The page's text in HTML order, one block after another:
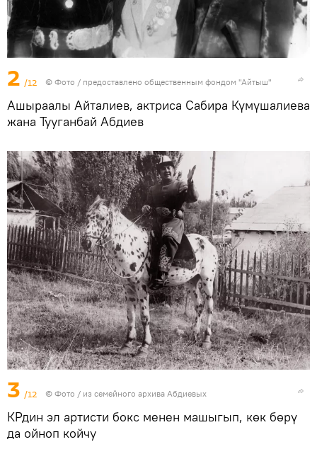
2 /12 © Фото / предоставлено общественным фондом "Айтыш"
Ашыраалы Айталиев, актриса Сабира Күмүшалиева
жана Тууганбай Абдиев
3 /12 © Фото / из семейного архива Абдиевых
КРдин эл артисти бокс менен машыгып, көк бөрү
да ойноп койчу